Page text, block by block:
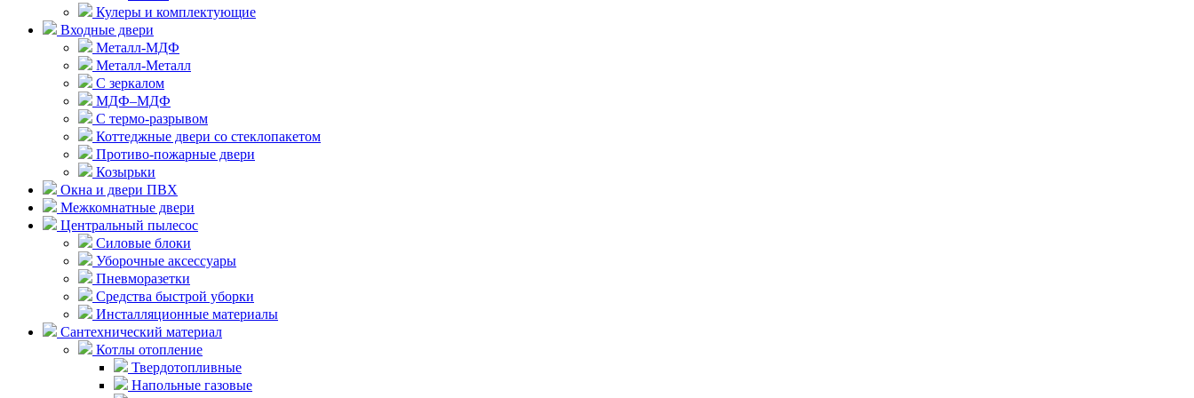
Кулеры и комплектующие
Входные двери
Металл-МДФ
Металл-Металл
С зеркалом
МДФ–МДФ
С термо-разрывом
Коттеджные двери со стеклопакетом
Противо-пожарные двери
Козырьки
Окна и двери ПВХ
Межкомнатные двери
Центральный пылесос
Силовые блоки
Уборочные аксессуары
Пневморазетки
Средства быстрой уборки
Инсталляционные материалы
Сантехнический материал
Котлы отопление
Твердотопливные
Напольные газовые